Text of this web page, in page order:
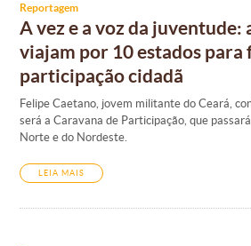
Reportagem
A vez e a voz da juventude:
viajam por 10 estados para
participação cidadã
Felipe Caetano, jovem militante do Ceará,
será a Caravana de Participação, que
Norte e do Nordeste.
LEIA MAIS